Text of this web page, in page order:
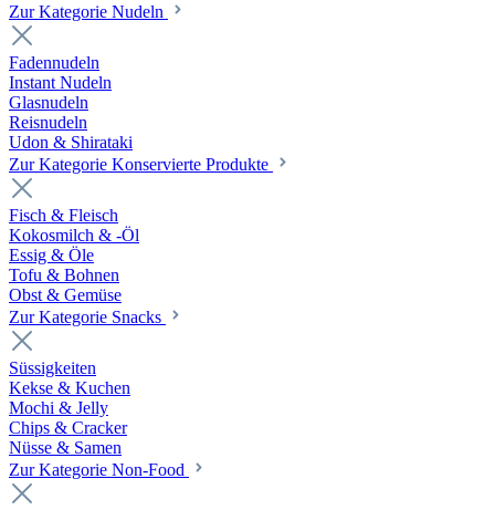
Zur Kategorie Nudeln
Fadennudeln
Instant Nudeln
Glasnudeln
Reisnudeln
Udon & Shirataki
Zur Kategorie Konservierte Produkte
Fisch & Fleisch
Kokosmilch & -Öl
Essig & Öle
Tofu & Bohnen
Obst & Gemüse
Zur Kategorie Snacks
Süssigkeiten
Kekse & Kuchen
Mochi & Jelly
Chips & Cracker
Nüsse & Samen
Zur Kategorie Non-Food